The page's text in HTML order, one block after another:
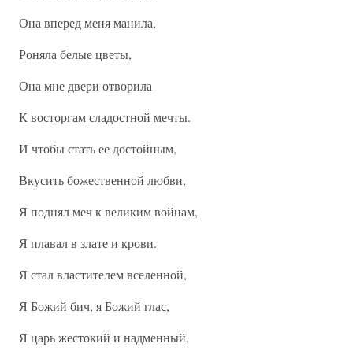
Она вперед меня манила,
Роняла белые цветы,
Она мне двери отворила
К восторгам сладостной мечты.
И чтобы стать ее достойным,
Вкусить божественной любви,
Я поднял меч к великим войнам,
Я плавал в злате и крови.
Я стал властителем вселенной,
Я Божий бич, я Божий глас,
Я царь жестокий и надменный,